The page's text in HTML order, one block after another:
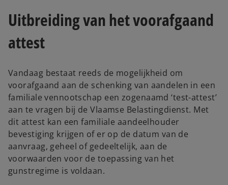
Uitbreiding van het voorafgaand
attest
Vandaag bestaat reeds de mogelijkheid om
voorafgaand aan de schenking van aandelen in een
familiale vennootschap een zogenaamd ‘test-attest’
aan te vragen bij de Vlaamse Belastingdienst. Met
dit attest kan een familiale aandeelhouder
bevestiging krijgen of er op de datum van de
aanvraag, geheel of gedeeltelijk, aan de
voorwaarden voor de toepassing van het
gunstregime is voldaan.